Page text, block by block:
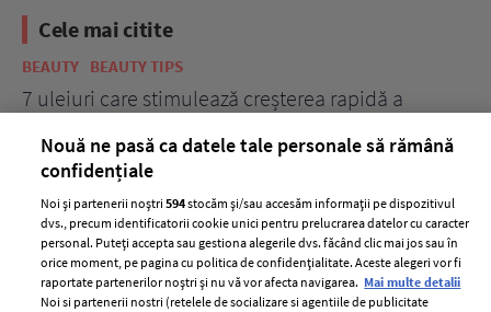
Cele mai citite
BEAUTY BEAUTY TIPS
7 uleiuri care stimulează creșterea rapidă a
Nouă ne pasă ca datele tale personale să rămână
confidențiale
Noi și partenerii noștri594stocăm și/sau accesăm informații pe dispozitivul
dvs., precum identificatorii cookie unici pentru prelucrarea datelor cu caracter
personal. Puteți accepta sau gestiona alegerile dvs. făcând clic mai jos sau în
orice moment, pe pagina cu politica de confidențialitate. Aceste alegeri vor fi
raportate partenerilor noștri și nu vă vor afecta navigarea. Mai multe detalii
Noi si partenerii nostri (retelele de socializare si agentiile de publicitate